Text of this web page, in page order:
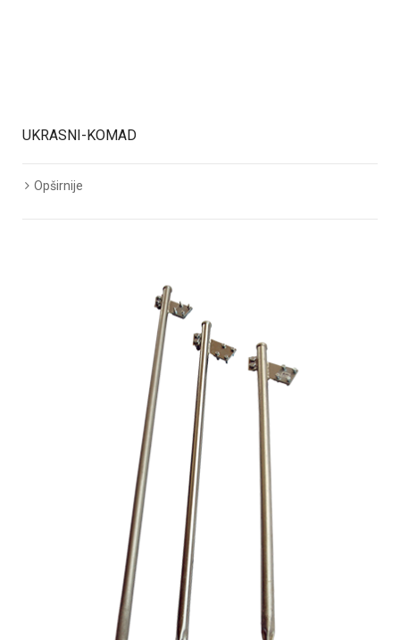
UKRASNI-KOMAD
Opširnije